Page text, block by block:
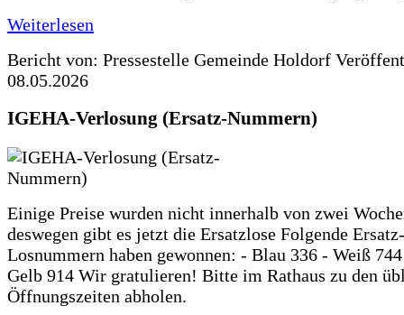
Weiterlesen
Bericht von: Pressestelle Gemeinde Holdorf
08.05.2026
IGEHA-Verlosung (Ersatz-Nummern)
Einige Preise wurden nicht innerhalb von zwei
deswegen gibt es jetzt die Ersatzlose Folgende Ersatz-
Losnummern haben gewonnen: - Blau 336 - Weiß
Gelb 914 Wir gratulieren! Bitte im Rathaus zu den
Öffnungszeiten abholen.